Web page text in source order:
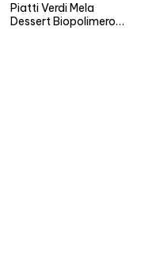
Piatti Verdi Mela
Dessert Biopolimero